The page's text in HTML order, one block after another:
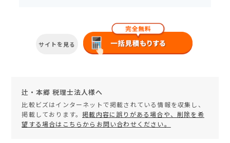
サイトを見る
辻・本郷 税理士法人様へ
比較ビズはインターネットで掲載されている情報を収集し、
掲載しております。掲載内容に誤りがある場合や、削除を希
望する場合はこちらからお問い合わせください。